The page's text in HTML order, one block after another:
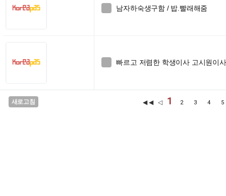
남자하숙생구함 / 밥.빨래해줌
빠르고 저렴한 학생이사 고시원이
새로고침 ◀◀ ◁ 1 2 3 4